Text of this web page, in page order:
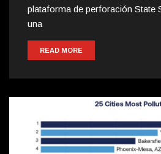
plataforma de perforación State
una
READ MORE